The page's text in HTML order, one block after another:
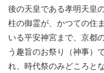
後の天皇である孝明天皇
柱の御霊が、かつての住
いる平安神宮まで、京都
う趣旨のお祭り（神事）
れ、時代祭のみどころと